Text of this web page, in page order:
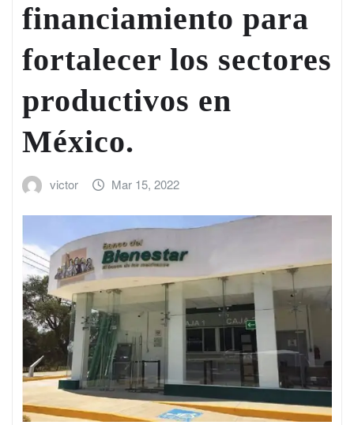
financiamiento para
fortalecer los sectores
productivos en
México.
victor Mar 15, 2022